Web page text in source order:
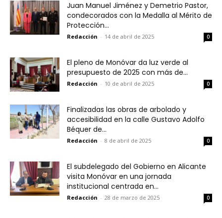
Juan Manuel Jiménez y Demetrio Pastor,
condecorados con la Medalla al Mérito de
Protección...
Redacción - 14 de abril de 2025 0
El pleno de Monóvar da luz verde al
presupuesto de 2025 con más de...
Redacción - 10 de abril de 2025 0
Finalizadas las obras de arbolado y
accesibilidad en la calle Gustavo Adolfo
Béquer de...
Redacción - 8 de abril de 2025 0
El subdelegado del Gobierno en Alicante
visita Monóvar en una jornada
institucional centrada en...
Redacción - 28 de marzo de 2025 0